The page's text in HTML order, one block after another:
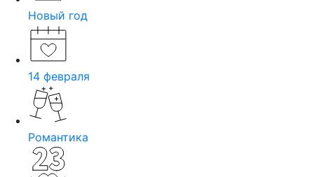
Новый год
14 февраля
Романтика